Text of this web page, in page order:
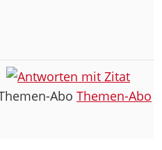
Themen-Abo